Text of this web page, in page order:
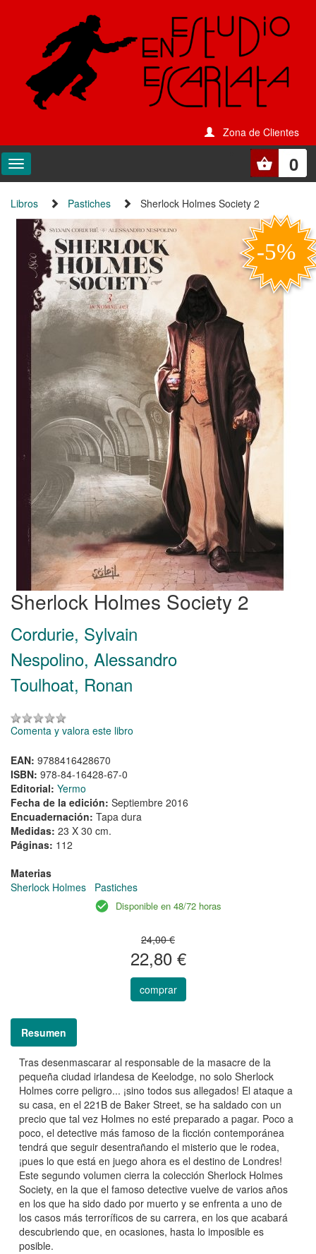
Zona de Clientes
0
Libros Pastiches Sherlock Holmes Society 2
Sherlock Holmes Society 2
Cordurie, Sylvain
Nespolino, Alessandro
Toulhoat, Ronan
Comenta y valora este libro
EAN: 9788416428670
ISBN: 978-84-16428-67-0
Editorial: Yermo
Fecha de la edición: Septiembre 2016
Encuadernación: Tapa dura
Medidas: 23 X 30 cm.
Páginas: 112
Materias
Sherlock Holmes
Pastiches
Disponible en 48/72 horas
24,00 €
22,80 €
comprar
Resumen
Tras desenmascarar al responsable de la masacre de la
pequeña ciudad irlandesa de Keelodge, no solo Sherlock
Holmes corre peligro... ¡sino todos sus allegados! El ataque a
su casa, en el 221B de Baker Street, se ha saldado con un
precio que tal vez Holmes no esté preparado a pagar. Poco a
poco, el detective más famoso de la ficción contemporánea
tendrá que seguir desentrañando el misterio que le rodea,
¡pues lo que está en juego ahora es el destino de Londres!
Este segundo volumen cierra la colección Sherlock Holmes
Society, en la que el famoso detective vuelve de varios años
en los que ha sido dado por muerto y se enfrenta a uno de
los casos más terroríficos de su carrera, en los que acabará
descubriendo que, en ocasiones, hasta lo imposible es
posible.